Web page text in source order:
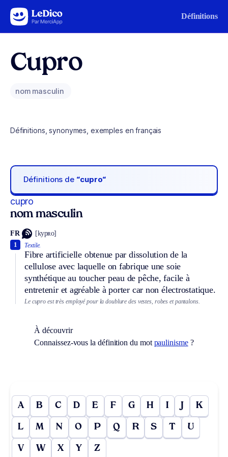
Aller au contenu Définitions
Cupro
nom masculin
Définitions, synonymes, exemples en français
Définitions de “cupro“
cupro
nom masculin
FR [kypʀo]
Textile.
Fibre artificielle obtenue par dissolution de la
cellulose avec laquelle on fabrique une soie
synthétique au toucher peau de pêche, facile à
entretenir et agréable à porter car non électrostatique.
1
Le cupro est très employé pour la doublure des vestes, robes et pantalons.
À découvrir
Connaissez-vous la définition du mot paulinisme?
A B C D E F G H I J K
L M N O P Q R S T U
V W X Y Z